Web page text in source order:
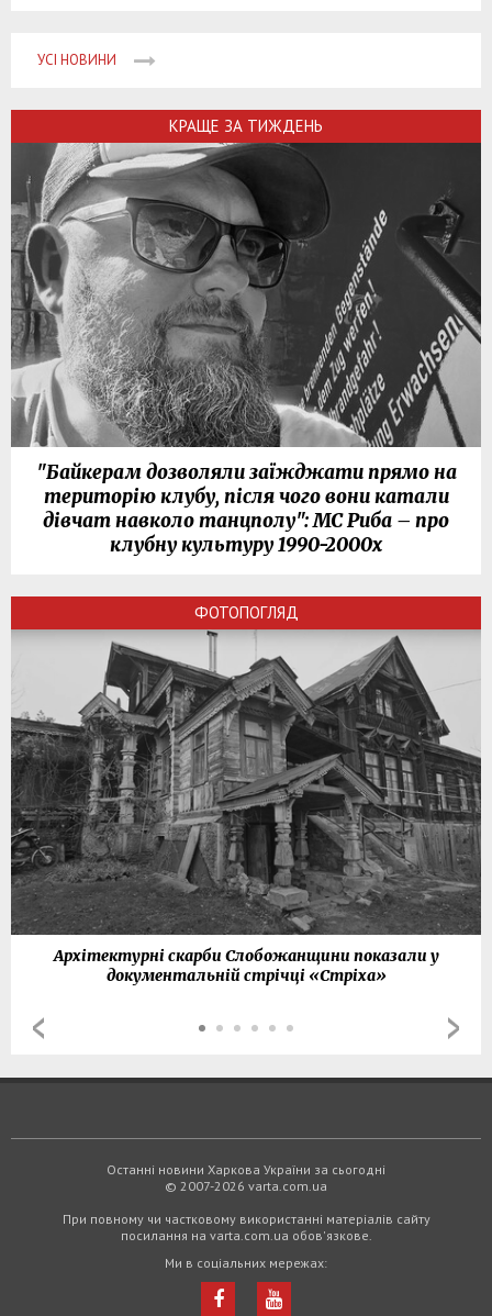
УСІ НОВИНИ
КРАЩЕ ЗА ТИЖДЕНЬ
"Байкерам дозволяли заїжджати прямо на
територію клубу, після чого вони катали
дівчат навколо танцполу": МС Риба – про
клубну культуру 1990-2000х
ФОТОПОГЛЯД
Архітектурні скарби Слобожанщини показали у
документальній стрічці «Стріха»
Останні новини Харкова України за сьогодні
© 2007-2026 varta.com.ua
При повному чи частковому використанні матеріалів сайту
посилання на varta.com.ua обов'язкове.
Ми в соціальних мережах: